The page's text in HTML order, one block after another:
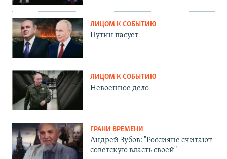
ЛИЦОМ К СОБЫТИЮ
Путин пасует
ЛИЦОМ К СОБЫТИЮ
Невоенное дело
ГРАНИ ВРЕМЕНИ
Андрей Зубов: "Россияне считают
советскую власть своей"